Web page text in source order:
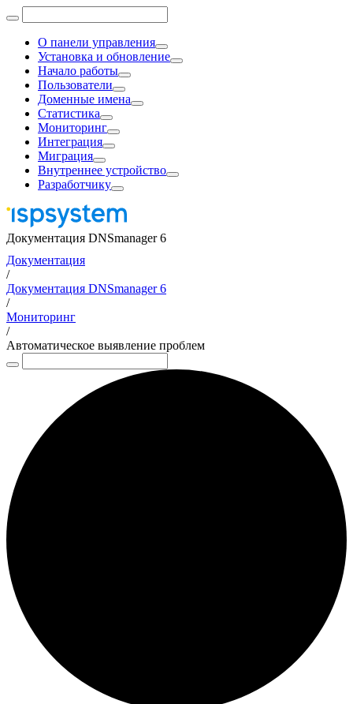
О панели управления
Установка и обновление
Начало работы
Пользователи
Доменные имена
Статистика
Мониторинг
Интеграция
Миграция
Внутреннее устройство
Разработчику
Документация DNSmanager 6
Документация
/
Документация DNSmanager 6
/
Мониторинг
/
Автоматическое выявление проблем